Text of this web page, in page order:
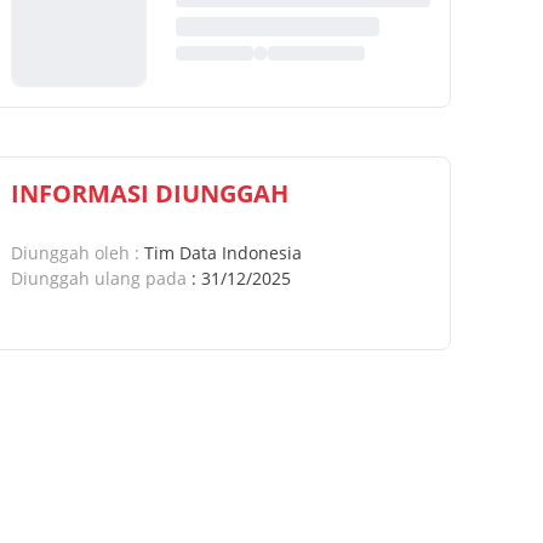
INFORMASI DIUNGGAH
Diunggah oleh : Tim Data Indonesia
Diunggah ulang pada : 31/12/2025